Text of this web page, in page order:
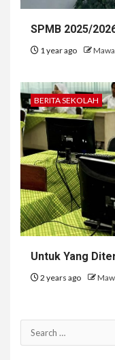
SPMB 2025/
1 year ago
BERITA SEKOLAH
Untuk Yang
2 years ago
Search
for: